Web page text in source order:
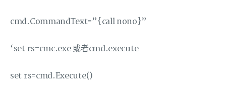
cmd.CommandText=”{call nono}”
‘set rs=cmc.exe 或者cmd.execute
set rs=cmd.Execute()